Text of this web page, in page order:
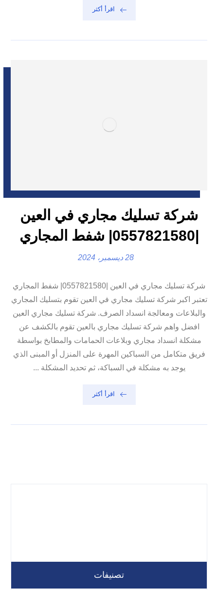
اقرأ أكثر
شركة تسليك مجاري في العين
28 ديسمبر، 2024
شركة تسليك مجاري في العين |0557821580| شفط المجاري
تعتبر اكبر شركة تسليك مجاري في العين تقوم بتسليك المجاري
والبلاعات ومعالجة انسداد الصرف. شركة تسليك مجاري العين
افضل واهم شركة تسليك مجاري بالعين تقوم بالكشف عن
مشكلة انسداد مجاري وبلاعات الحمامات والمطابخ بواسطة
فريق متكامل من السباكين المهرة على المنزل أو المبنى الذي
يوجد به مشكلة في السباكة، ثم تحديد المشكلة ...
اقرأ أكثر
تصنيفات